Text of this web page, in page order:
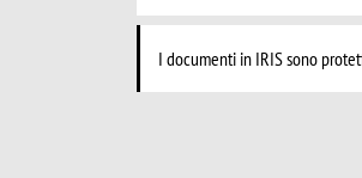
I documenti in IRIS sono